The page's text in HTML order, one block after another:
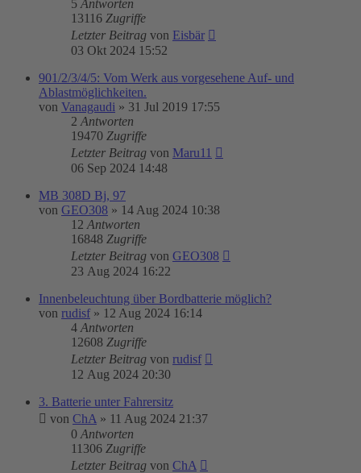
5 Antworten
13116 Zugriffe
Letzter Beitrag von Eisbär
03 Okt 2024 15:52
901/2/3/4/5: Vom Werk aus vorgesehene Auf- und
Ablastmöglichkeiten.
von Vanagaudi » 31 Jul 2019 17:55
2 Antworten
19470 Zugriffe
Letzter Beitrag von Maru11
06 Sep 2024 14:48
MB 308D Bj, 97
von GEO308 » 14 Aug 2024 10:38
12 Antworten
16848 Zugriffe
Letzter Beitrag von GEO308
23 Aug 2024 16:22
Innenbeleuchtung über Bordbatterie möglich?
von rudisf » 12 Aug 2024 16:14
4 Antworten
12608 Zugriffe
Letzter Beitrag von rudisf
12 Aug 2024 20:30
3. Batterie unter Fahrersitz
von ChA » 11 Aug 2024 21:37
0 Antworten
11306 Zugriffe
Letzter Beitrag von ChA